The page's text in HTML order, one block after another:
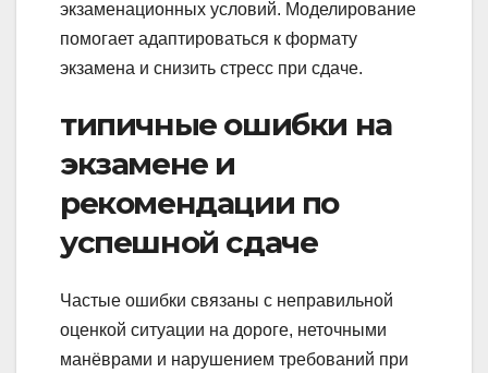
экзаменационных условий. Моделирование
помогает адаптироваться к формату
экзамена и снизить стресс при сдаче.
типичные ошибки на
экзамене и
рекомендации по
успешной сдаче
Частые ошибки связаны с неправильной
оценкой ситуации на дороге, неточными
манёврами и нарушением требований при